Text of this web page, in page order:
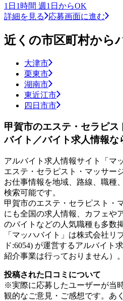
1日1時間 週1日からOK
詳細を見る
応募画面に進む
近くの市区町村から
大津市
栗東市
湖南市
東近江市
四日市市
甲賀市のエステ・セラピ
バイト／バイト求人情報な
アルバイト求人情報サイト「マ
エステ・セラピスト・マッサー
お仕事情報を地域、路線、職種
検索可能です。
甲賀市のエステ・セラピスト・
にも全国の求人情報、カフェや
のバイトなどの人気職種も多数
「マッハバイト」は株式会社リ
ド:6054) が運営するアルバイト
紹介事業は行っておりません）。
投稿された口コミについて
※実際に応募したユーザーが当
観的なご意見・ご感想です。あ